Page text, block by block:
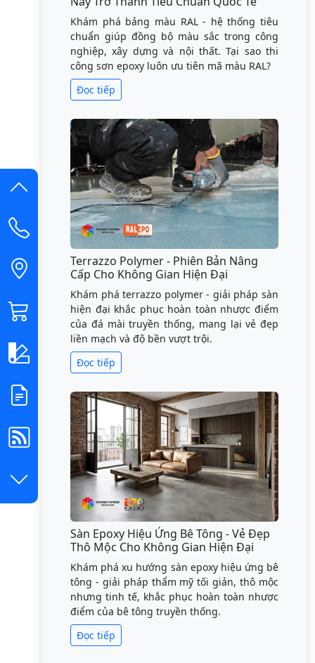
Khám phá bảng màu RAL - hệ thống tiêu
chuẩn giúp đồng bộ màu sắc trong công
nghiệp, xây dựng và nội thất. Tại sao thi
công sơn epoxy luôn ưu tiên mã màu RAL?
Đọc tiếp
Terrazzo Polymer - Phiên Bản Nâng
Cấp Cho Không Gian Hiện Đại
Khám phá terrazzo polymer - giải pháp sàn
hiện đại khắc phục hoàn toàn nhược điểm
của đá mài truyền thống, mang lại vẻ đẹp
liền mạch và độ bền vượt trội.
Đọc tiếp
Sàn Epoxy Hiệu Ứng Bê Tông - Vẻ Đẹp
Thô Mộc Cho Không Gian Hiện Đại
Khám phá xu hướng sàn epoxy hiệu ứng bê
tông - giải pháp thẩm mỹ tối giản, thô mộc
nhưng tinh tế, khắc phục hoàn toàn nhược
điểm của bê tông truyền thống.
Đọc tiếp